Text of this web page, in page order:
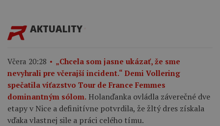
AKTUALITY
Včera 20:28
„Chcela som jasne ukázať, že sme
nevyhrali pre včerajší incident.“ Demi Vollering
spečatila víťazstvo Tour de France Femmes
dominantným sólom. Holanďanka ovládla záverečné dve
etapy v Nice a definitívne potvrdila, že žltý dres získala
vďaka vlastnej sile a práci celého tímu.